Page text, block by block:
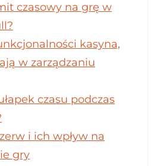
czasowy na grę w
kasyna,
w zarządzaniu
czasu podczas
i ich wpływ na
gry